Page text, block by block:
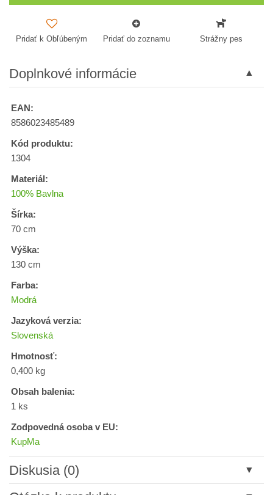
Pridať k Obľúbeným Pridať do zoznamu Strážny pes
Doplnkové informácie
EAN:
8586023485489
Kód produktu:
1304
Materiál:
100% Bavlna
Šírka:
70 cm
Výška:
130 cm
Farba:
Modrá
Jazyková verzia:
Slovenská
Hmotnosť:
0,400 kg
Obsah balenia:
1 ks
Zodpovedná osoba v EU:
KupMa
Diskusia (0)